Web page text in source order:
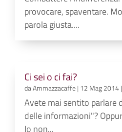
provocare, spaventare.
parola giusta....
Ci sei o ci fai?
daAmmazzacaffe| 12 Mag 2014
Avete mai sentito parlare
delle informazioni"?
Io non...